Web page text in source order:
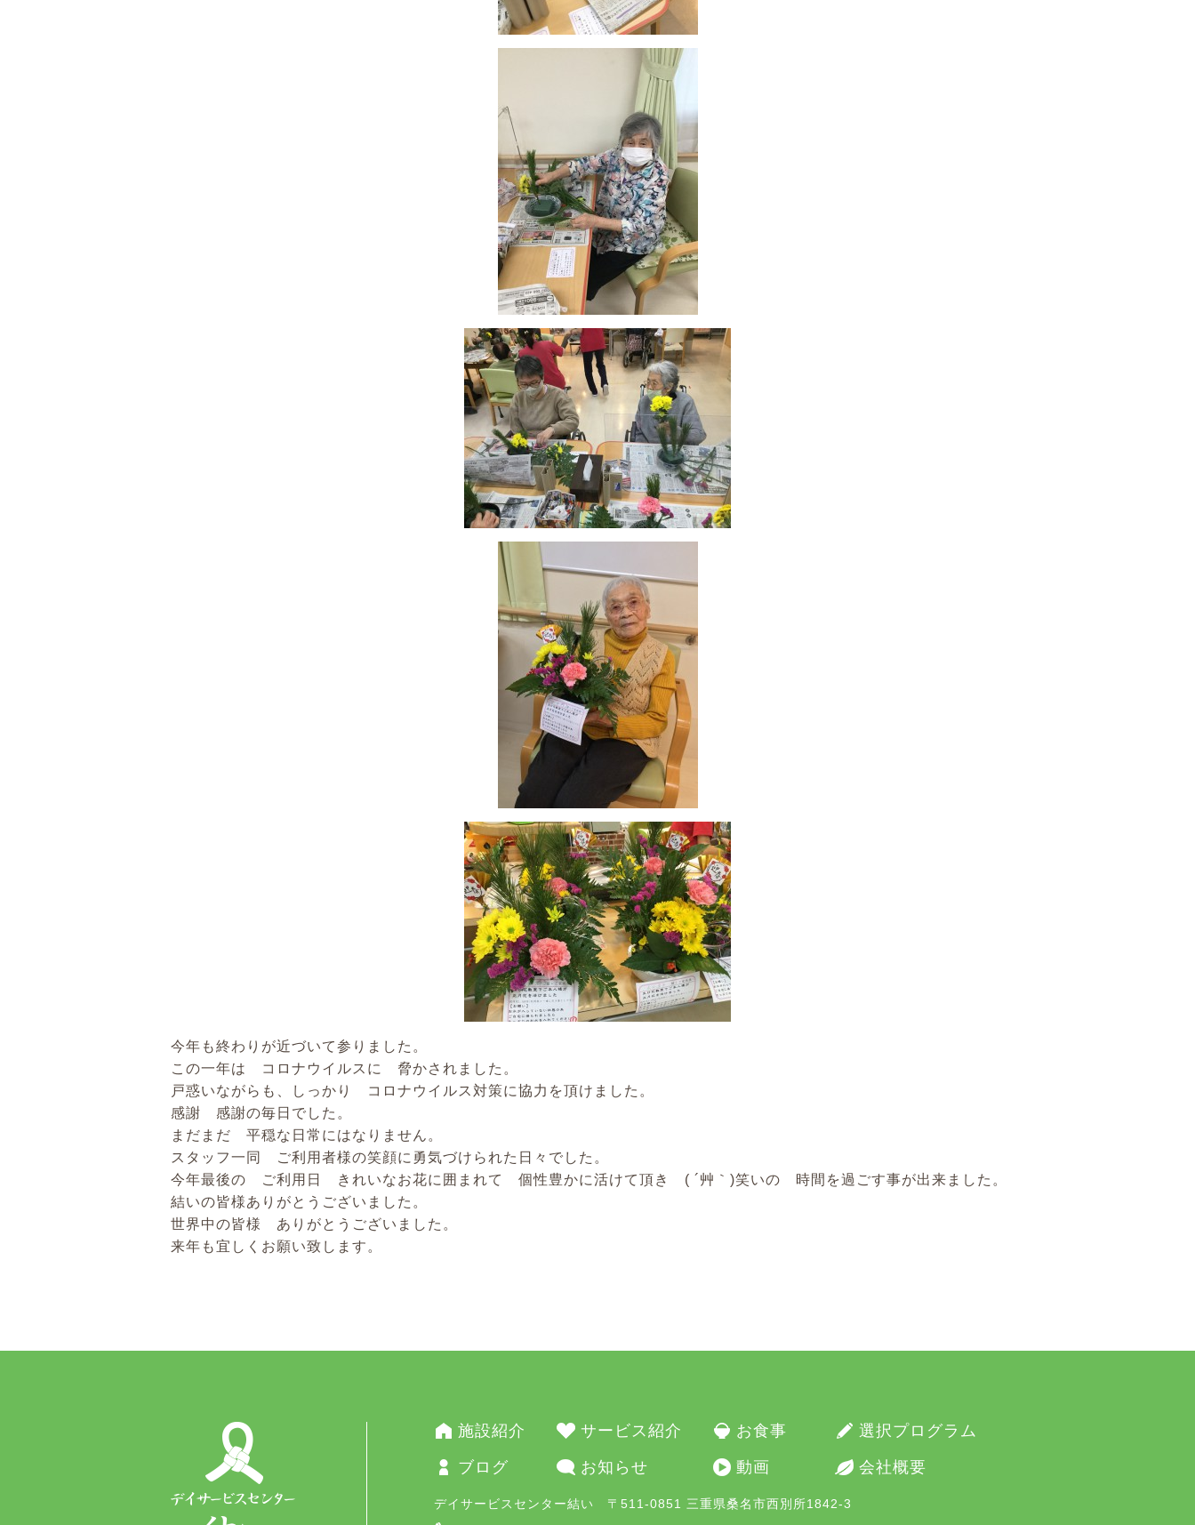
今年も終わりが近づいて参りました。
この一年は コロナウイルスに 脅かされました。
戸惑いながらも、しっかり コロナウイルス対策に協力を頂けました。
感謝 感謝の毎日でした。
まだまだ 平穏な日常にはなりません。
スタッフ一同 ご利用者様の笑顔に勇気づけられた日々でした。
今年最後の ご利用日 きれいなお花に囲まれて 個性豊かに活けて頂き ( ´艸｀)笑いの 時間を過ごす事が出来ました。
結いの皆様ありがとうございました。
世界中の皆様 ありがとうございました。
来年も宜しくお願い致します。
施設紹介 サービス紹介 お食事 選択プログラム
ブログ お知らせ 動画 会社概要
デイサービスセンター結い 〒511-0851 三重県桑名市西別所1842-3